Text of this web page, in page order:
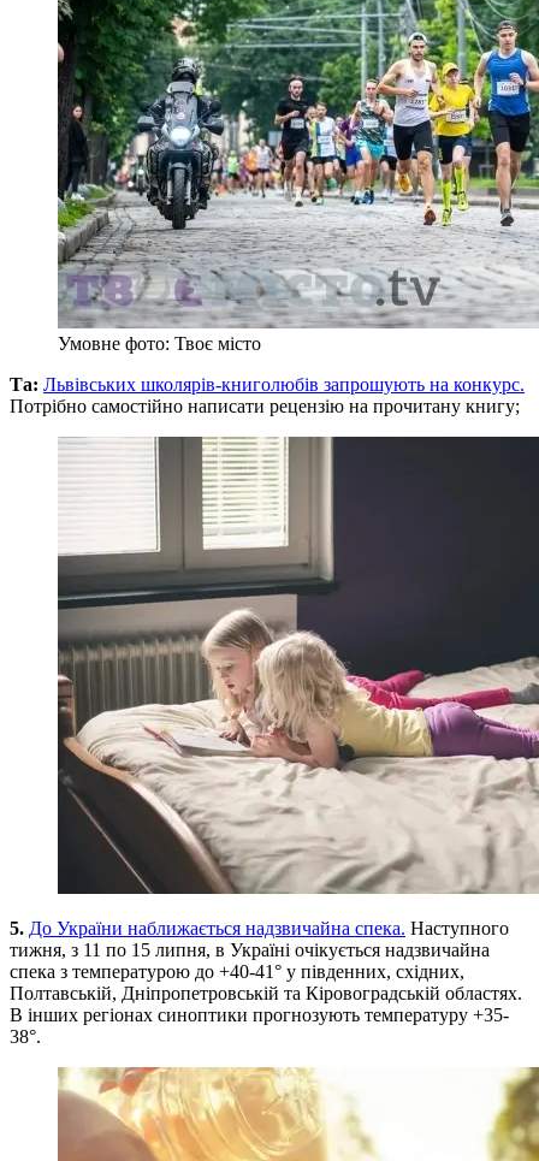
Умовне фото: Твоє місто
Та: Львівських школярів-книголюбів запрошують на конкурс.
Потрібно самостійно написати рецензію на прочитану книгу;
5. До України наближається надзвичайна спека. Наступного
тижня, з 11 по 15 липня, в Україні очікується надзвичайна
спека з температурою до +40-41° у південних, східних,
Полтавській, Дніпропетровській та Кіровоградській областях.
В інших регіонах синоптики прогнозують температуру +35-
38°.